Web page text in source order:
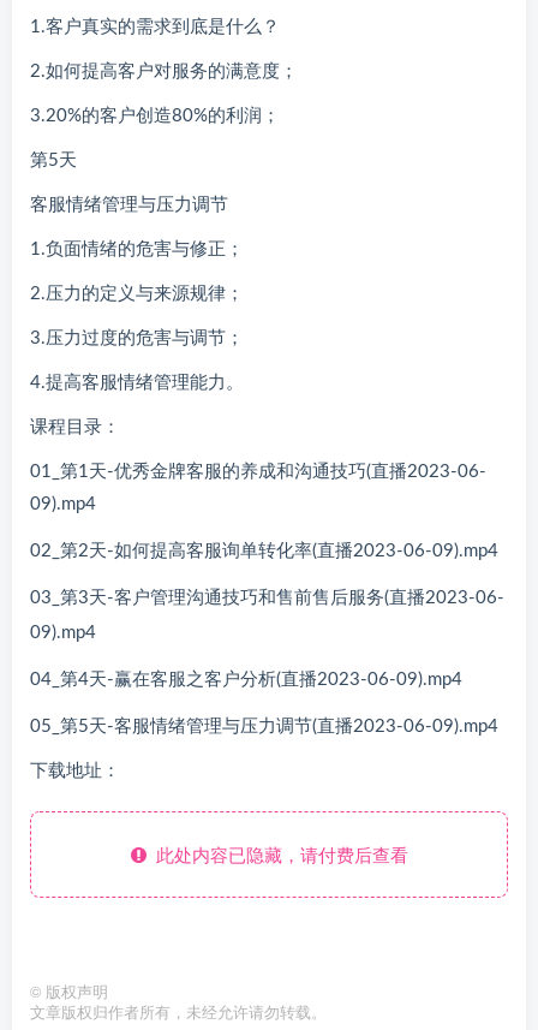
1.客户真实的需求到底是什么？
2.如何提高客户对服务的满意度；
3.20%的客户创造80%的利润；
第5天
客服情绪管理与压力调节
1.负面情绪的危害与修正；
2.压力的定义与来源规律；
3.压力过度的危害与调节；
4.提高客服情绪管理能力。
课程目录：
01_第1天-优秀金牌客服的养成和沟通技巧(直播2023-06-
09).mp4
02_第2天-如何提高客服询单转化率(直播2023-06-09).mp4
03_第3天-客户管理沟通技巧和售前售后服务(直播2023-06-
09).mp4
04_第4天-赢在客服之客户分析(直播2023-06-09).mp4
05_第5天-客服情绪管理与压力调节(直播2023-06-09).mp4
下载地址：
此处内容已隐藏，请付费后查看
© 版权声明
文章版权归作者所有，未经允许请勿转载。